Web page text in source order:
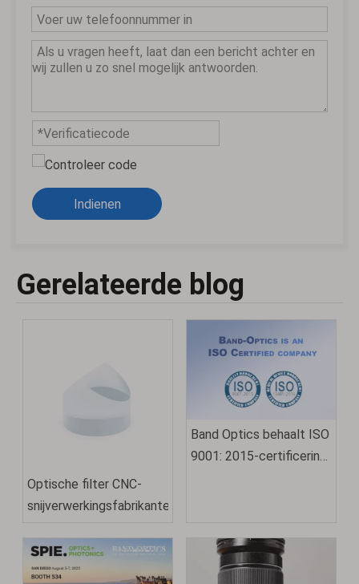
Indienen
Gerelateerde blog
Optische filter CNC-
snijverwerkingsfabrikanten
Band Optics behaalt ISO
9001: 2015-certificering: